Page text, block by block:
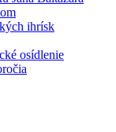
ihrísk
osídlenie